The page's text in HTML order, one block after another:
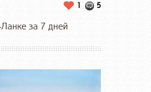
5
1
за 7 дней